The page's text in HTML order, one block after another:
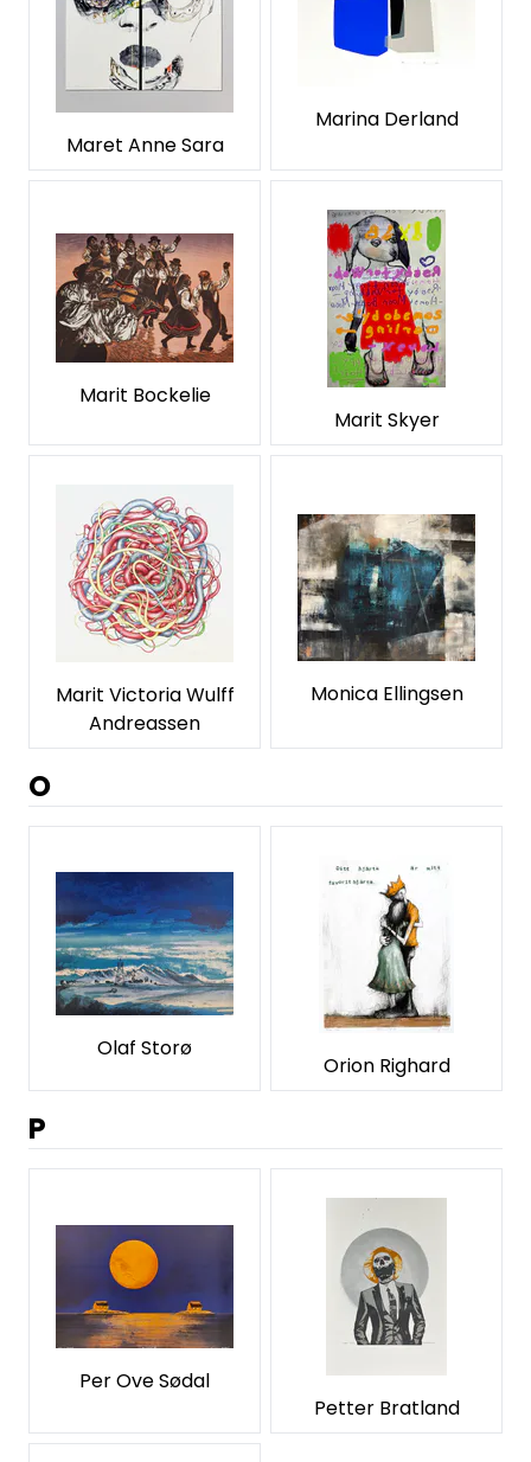
Maret Anne Sara
Marina Derland
Marit Bockelie
Marit Skyer
Marit Victoria Wulff
Andreassen
Monica Ellingsen
O
Olaf Storø
Orion Righard
P
Per Ove Sødal
Petter Bratland